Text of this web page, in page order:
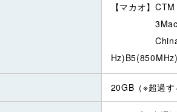
【マカオ】
3Macau：
China
Hz)B5(850MHz)
20GB（※超過す